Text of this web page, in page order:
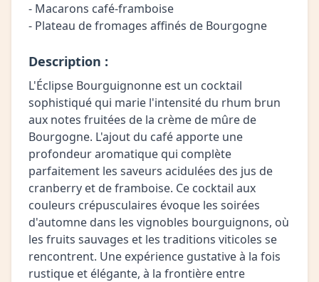
- Macarons café-framboise
- Plateau de fromages affinés de Bourgogne
Description :
L'Éclipse Bourguignonne est un cocktail
sophistiqué qui marie l'intensité du rhum brun
aux notes fruitées de la crème de mûre de
Bourgogne. L'ajout du café apporte une
profondeur aromatique qui complète
parfaitement les saveurs acidulées des jus de
cranberry et de framboise. Ce cocktail aux
couleurs crépusculaires évoque les soirées
d'automne dans les vignobles bourguignons, où
les fruits sauvages et les traditions viticoles se
rencontrent. Une expérience gustative à la fois
rustique et élégante, à la frontière entre